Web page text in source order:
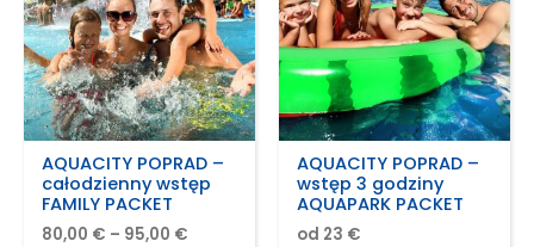
AQUACITY POPRAD –
całodzienny wstęp
FAMILY PACKET
80,00 € – 95,00 €
AQUACITY POPRAD –
wstęp 3 godziny
AQUAPARK PACKET
od 23 €